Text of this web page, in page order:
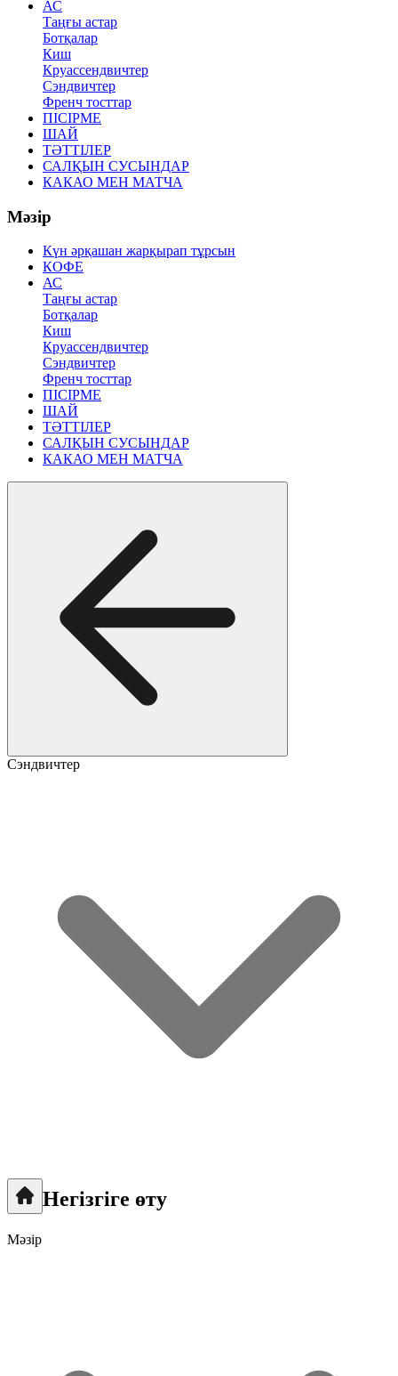
АС
Таңғы астар
Ботқалар
Киш
Круассендвичтер
Сэндвичтер
Френч тосттар
ПІСІРМЕ
ШАЙ
ТӘТТІЛЕР
САЛҚЫН СУСЫНДАР
КАКАО МЕН МАТЧА
Мәзір
Күн әрқашан жарқырап тұрсын
КОФЕ
АС
Таңғы астар
Ботқалар
Киш
Круассендвичтер
Сэндвичтер
Френч тосттар
ПІСІРМЕ
ШАЙ
ТӘТТІЛЕР
САЛҚЫН СУСЫНДАР
КАКАО МЕН МАТЧА
Сэндвичтер
Негізгіге өту
Мәзір